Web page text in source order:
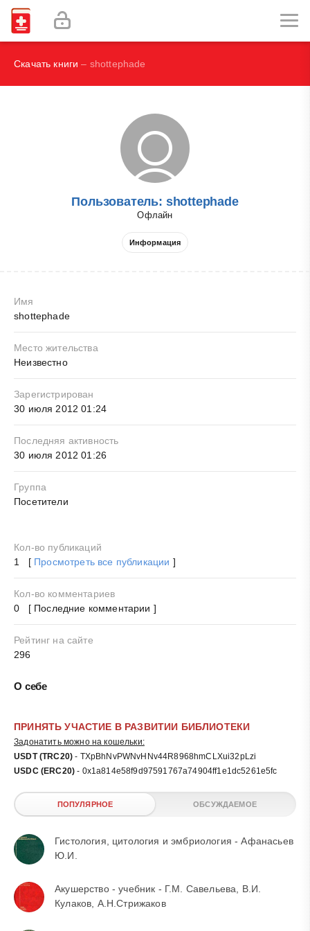
Наглядная иммунология - Бурместер Г.-Р., Пецутто А.
Labex Digital
Скачать книги – shottephade
Пользователь: shottephade
Офлайн
Информация
Имя
shottephade
Место жительства
Неизвестно
Зарегистрирован
30 июля 2012 01:24
Последняя активность
30 июля 2012 01:26
Группа
Посетители
Кол-во публикаций
1 [ Просмотреть все публикации ]
Кол-во комментариев
0 [ Последние комментарии ]
Рейтинг на сайте
296
О себе
ПРИНЯТЬ УЧАСТИЕ В РАЗВИТИИ БИБЛИОТЕКИ
Задонатить можно на кошельки:
USDT (TRC20) - TXpBhNvPWNvHNv44R8968hmCLXui32pLzi
USDC (ERC20) - 0x1a814e58f9d97591767a74904ff1e1dc5261e5fc
ПОПУЛЯРНОЕ ОБСУЖДАЕМОЕ
Гистология, цитология и эмбриология - Афанасьев
Ю.И.
Акушерство - учебник - Г.М. Савельева, В.И.
Кулаков, А.Н.Стрижаков